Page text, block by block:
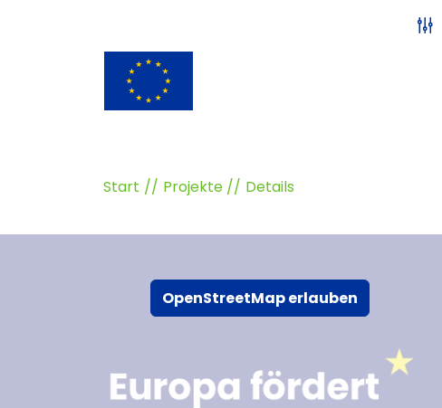
Start Projekte Details
OpenStreetMap erlauben